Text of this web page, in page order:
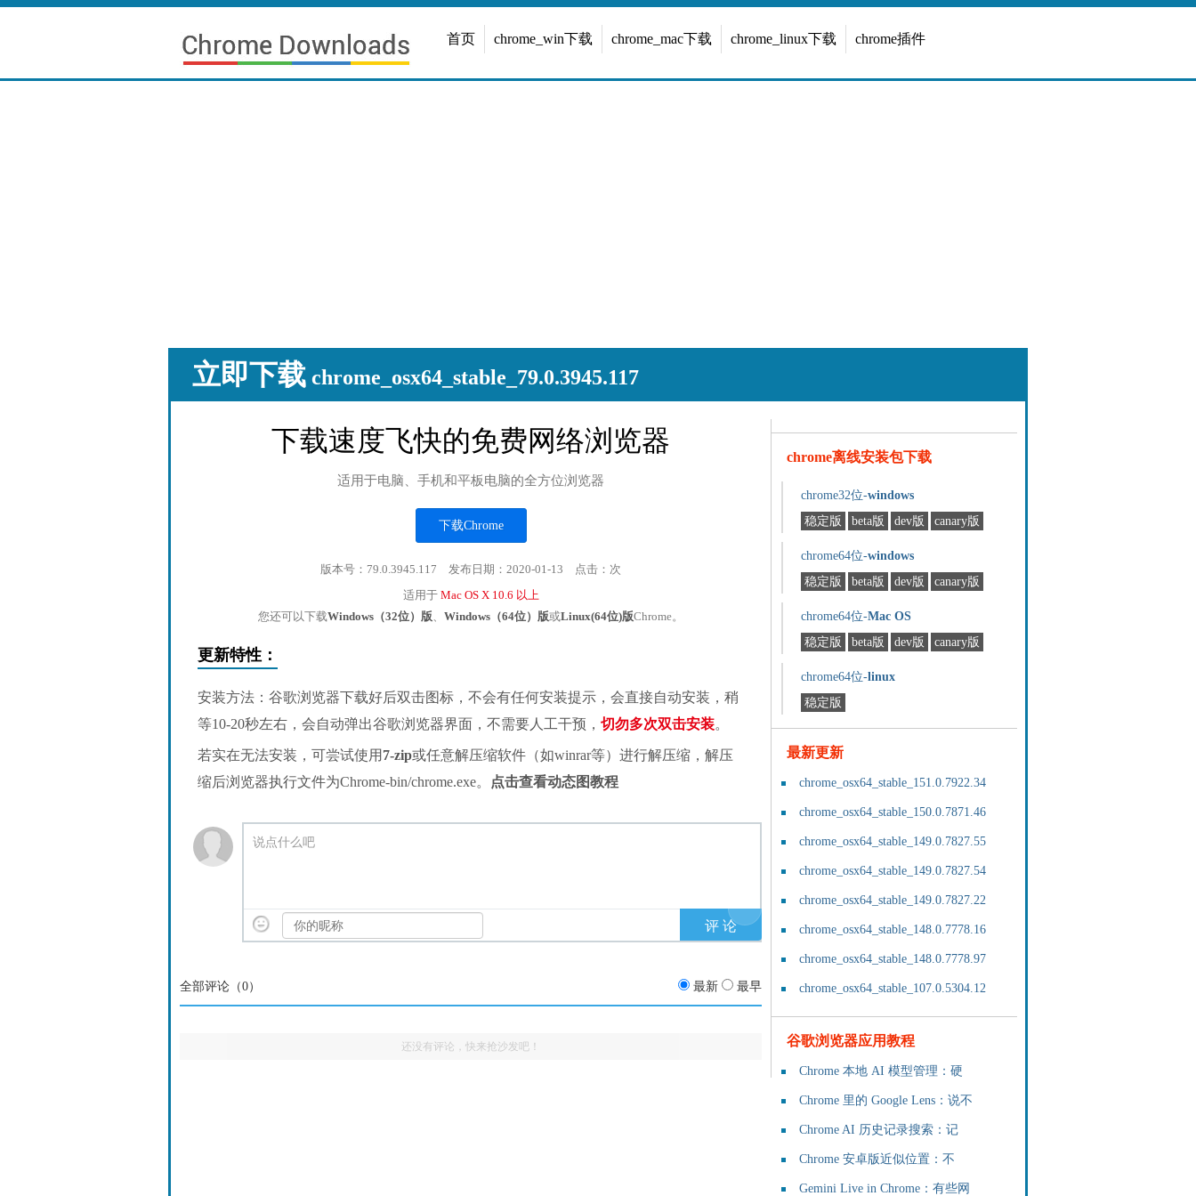
首页 chrome_win下载 chrome_mac下载 chrome_linux下载 chrome插件
立即下载 chrome_osx64_stable_79.0.3945.117
下载速度飞快的免费网络浏览器
适用于电脑、手机和平板电脑的全方位浏览器
下载Chrome
版本号：79.0.3945.117 发布日期：2020-01-13 点击： 次
适用于 Mac OS X 10.6 以上
您还可以下载Windows（32位）版、 Windows（64位）版或Linux(64位)版Chrome。
更新特性：
安装方法：谷歌浏览器下载好后双击图标，不会有任何安装提示，会直接自动安装，稍
等10-20秒左右，会自动弹出谷歌浏览器界面，不需要人工干预， 切勿多次双击安装。
若实在无法安装，可尝试使用 7-zip或任意解压缩软件（如winrar等）进行解压缩，解压
缩后浏览器执行文件为Chrome-bin/chrome.exe。
点击查看动态图教程
说点什么吧
全部评论（0） 最新 最早
还没有评论，快来抢沙发吧！
chrome离线安装包下载
chrome32位-windows
稳定版
beta版 dev版 canary版
chrome64位-windows
稳定版
beta版 dev版 canary版
chrome64位-Mac OS
稳定版
beta版 dev版 canary版
chrome64位-linux
稳定版
最新更新
chrome_osx64_stable_151.0.7922.34
chrome_osx64_stable_150.0.7871.46
chrome_osx64_stable_149.0.7827.55
chrome_osx64_stable_149.0.7827.54
chrome_osx64_stable_149.0.7827.22
chrome_osx64_stable_148.0.7778.16
chrome_osx64_stable_148.0.7778.97
chrome_osx64_stable_107.0.5304.12
谷歌浏览器应用教程
Chrome 本地 AI 模型管理：硬
Chrome 里的 Google Lens：说不
Chrome AI 历史记录搜索：记
Chrome 安卓版近似位置：不
Gemini Live in Chrome：有些网